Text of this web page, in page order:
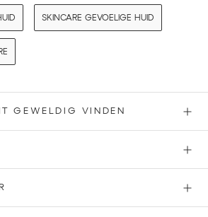
SKINCARE GEVOELIGE HUID
GEWELDIG VINDEN